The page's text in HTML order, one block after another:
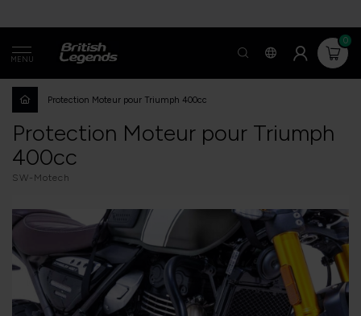
MENU
0
Protection Moteur pour Triumph 400cc
Protection Moteur pour Triumph
400cc
SW-Motech